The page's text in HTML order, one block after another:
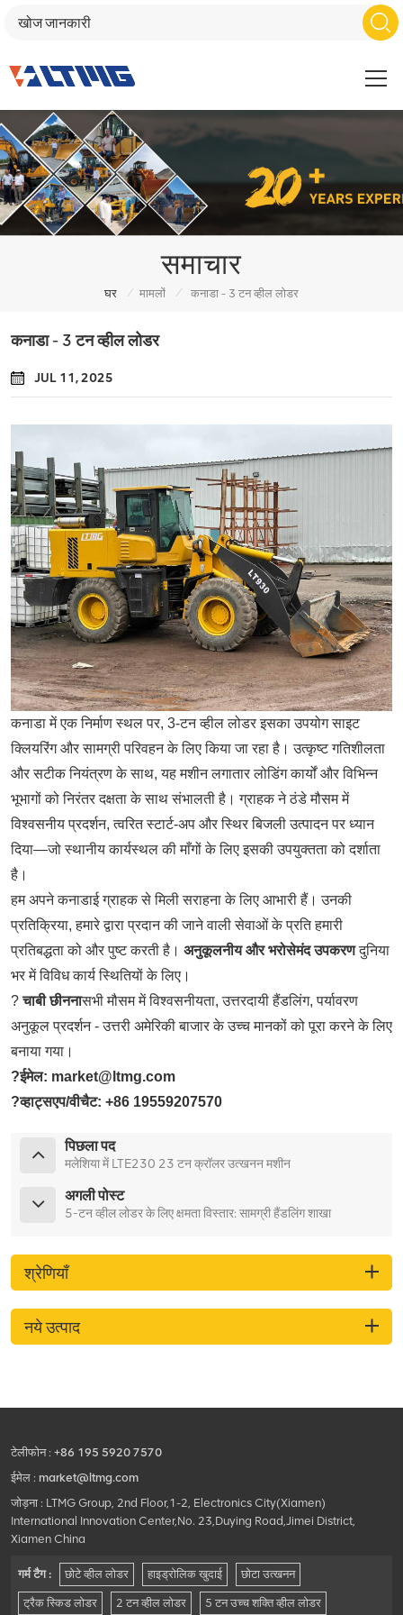
समाचार
घर / मामलों / कनाडा - 3 टन व्हील लोडर
कनाडा - 3 टन व्हील लोडर
JUL 11, 2025
कनाडा में एक निर्माण स्थल पर, 3-टन व्हील लोडरइसका उपयोग साइट
क्लियरिंग और सामग्री परिवहन के लिए किया जा रहा है। उत्कृष्ट गतिशीलता
और सटीक नियंत्रण के साथ, यह मशीन लगातार लोडिंग कार्यों और विभिन्न
भूभागों को निरंतर दक्षता के साथ संभालती है। ग्राहक ने ठंडे मौसम में
विश्वसनीय प्रदर्शन, त्वरित स्टार्ट-अप और स्थिर बिजली उत्पादन पर ध्यान
दिया—जो स्थानीय कार्यस्थल की माँगों के लिए इसकी उपयुक्तता को दर्शाता
है।
हम अपने कनाडाई ग्राहक से मिली सराहना के लिए आभारी हैं। उनकी
प्रतिक्रिया, हमारे द्वारा प्रदान की जाने वाली सेवाओं के प्रति हमारी
प्रतिबद्धता को और पुष्ट करती है। अनुकूलनीय और भरोसेमंद उपकरणदुनिया
भर में विविध कार्य स्थितियों के लिए।
?चाबी छीननासभी मौसम में विश्वसनीयता, उत्तरदायी हैंडलिंग, पर्यावरण
अनुकूल प्रदर्शन - उत्तरी अमेरिकी बाजार के उच्च मानकों को पूरा करने के लिए
बनाया गया।
?ईमेल: market@ltmg.com
?व्हाट्सएप/वीचैट: +86 19559207570
पिछला पद
मलेशिया में LTE230 23 टन क्रॉलर उत्खनन मशीन
अगली पोस्ट
5-टन व्हील लोडर के लिए क्षमता विस्तार: सामग्री हैंडलिंग शाखा
श्रेणियाँ
नये उत्पाद
टेलीफोन : +86 195 5920 7570
ईमेल : market@ltmg.com
जोड़ना : LTMG Group, 2nd Floor,1-2, Electronics City(Xiamen)
International Innovation Center,No. 23,Duying Road,Jimei District,
Xiamen China
गर्म टैग : छोटे व्हील लोडर हाइड्रोलिक खुदाई छोटा उत्खनन
ट्रैक स्किड लोडर 2 टन व्हील लोडर 5 टन उच्च शक्ति व्हील लोडर